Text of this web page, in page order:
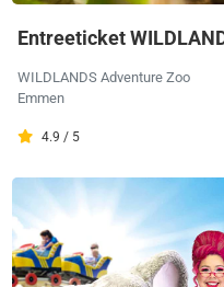
Entreeticket
WILDLANDS Adventure Zoo
Emmen
4.9 / 5